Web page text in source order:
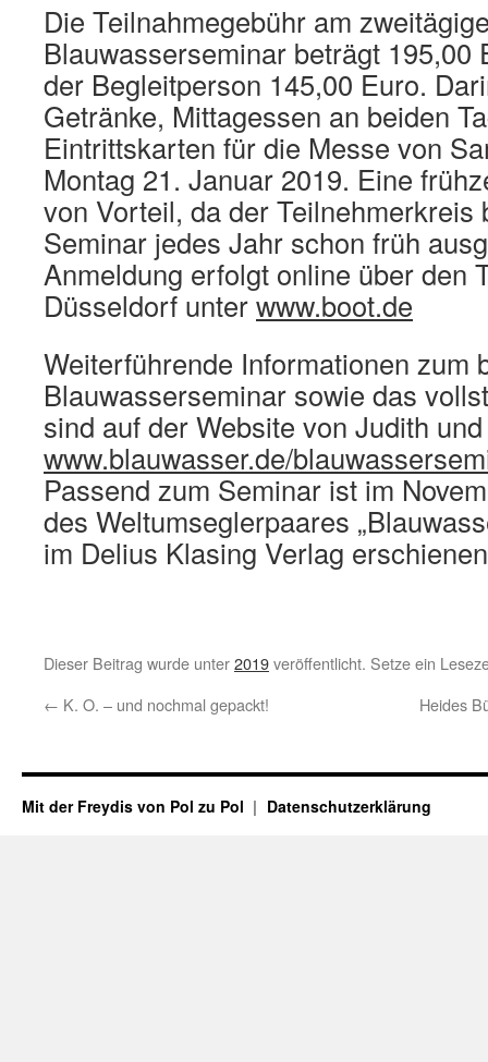
Die Teilnahmegebühr am
Blauwasserseminar beträgt 195,00
der Begleitperson 145,00 Euro.
Getränke, Mittagessen an beiden
Eintrittskarten für die Messe von
Montag 21. Januar 2019. Eine
von Vorteil, da der Teilnehmerkreis
Seminar jedes Jahr schon früh
Anmeldung erfolgt online über den
Düsseldorf unterwww.boot.de
Weiterführende Informationen zum
Blauwasserseminar sowie das
sind auf der Website von Judith
www.blauwasser.de/
Passend zum Seminar ist im
des Weltumseglerpaares
im Delius Klasing Verlag
Dieser Beitrag wurde unter2019veröffentlicht. Setze ein
← K. O. – und nochmal gepackt! Heides
Mit der Freydis von Pol zu Pol Datenschutzerklärung